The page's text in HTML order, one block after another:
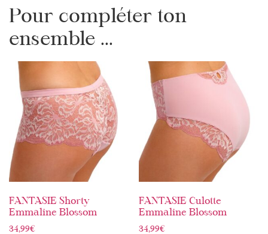
Pour compléter ton
ensemble ...
FANTASIE Shorty
Emmaline Blossom
34,99€
FANTASIE Culotte
Emmaline Blossom
34,99€